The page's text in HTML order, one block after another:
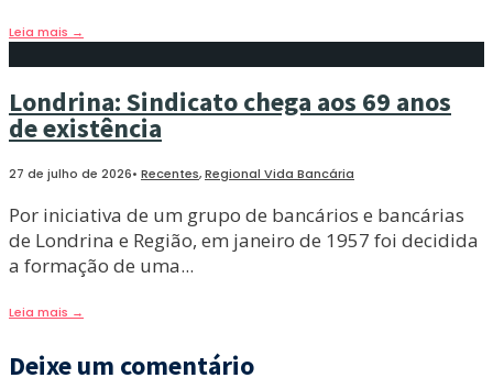
Leia mais →
Londrina: Sindicato chega aos 69 anos
de existência
27 de julho de 2026• Recentes,Regional Vida Bancária
Por iniciativa de um grupo de bancários e bancárias
de Londrina e Região, em janeiro de 1957 foi decidida
a formação de uma...
Leia mais →
Deixe um comentário